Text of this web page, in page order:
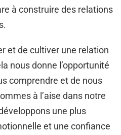
à construire des relations
et de cultiver une relation
nous donne l’opportunité
comprendre et de nous
à l’aise dans notre
une plus
et une confiance